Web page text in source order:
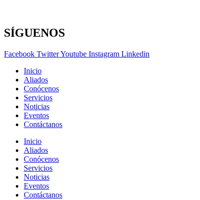
SÍGUENOS
Facebook TwitterYoutube Instagram Linkedin
Inicio
Aliados
Conócenos
Servicios
Noticias
Eventos
Contáctanos
Inicio
Aliados
Conócenos
Servicios
Noticias
Eventos
Contáctanos